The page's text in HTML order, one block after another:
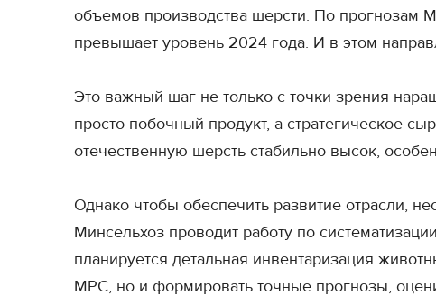
объемов производства шерсти. По прогнозам
превышает уровень 2024 года. И в этом
Это важный шаг не только с точки зрения
просто побочный продукт, а стратегическое
отечественную шерсть стабильно высок,
Однако чтобы обеспечить развитие отрасли,
Минсельхоз проводит работу по
планируется детальная инвентаризация
МРС, но и формировать точные прогнозы,